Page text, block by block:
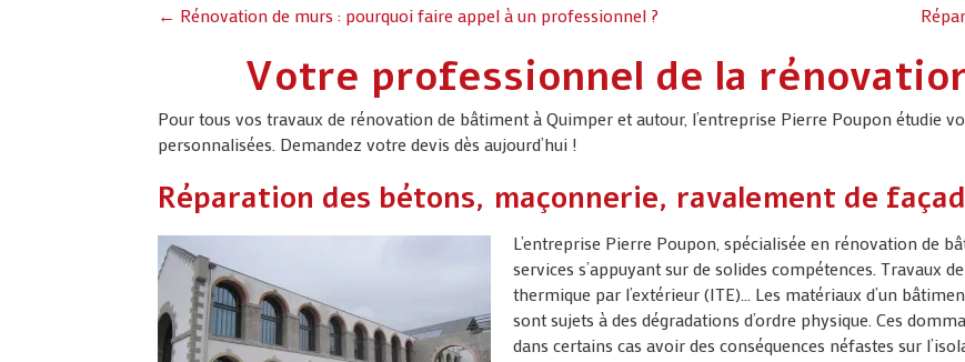
Posts
navigation
← Rénovation de murs : pourquoi faire appel à un professionnel ?
Votre professionnel de la
Pour tous vos travaux de rénovation de bâtiment à Quimper et autour, l’entreprise Pierre Poupon étudie
personnalisées. Demandez votre devis dès aujourd’hui !
Réparation des bétons, maçonnerie, ravalement de
L’entreprise Pierre Poupon, spécialisée en rénovation de
services s’appuyant sur de solides compétences. Travaux
thermique par l’extérieur (ITE)… Les matériaux d’un
sont sujets à des dégradations d’ordre physique. Ces
dans certains cas avoir des conséquences néfastes sur